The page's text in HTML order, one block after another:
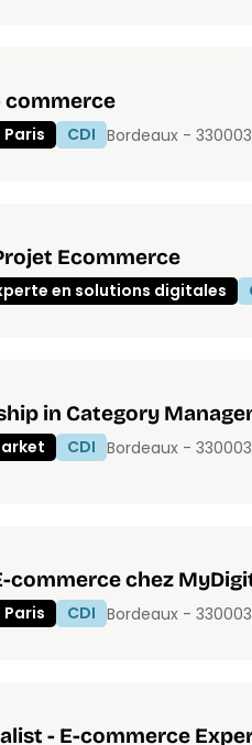
commerce
CDI Bordeaux - 33000
Ecommerce
en solutions digitales
in Category
CDI Bordeaux - 33000
commerce chez
CDI Bordeaux - 33000
- E-commerce